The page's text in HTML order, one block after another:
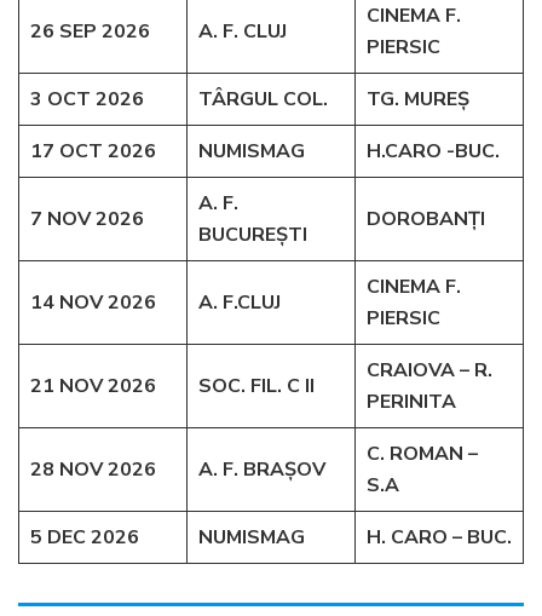
26 SEP 2026 A. F. CLUJ
CINEMA F.
PIERSIC
3 OCT 2026
TÂRGUL COL.
TG. MUREȘ
17 OCT 2026
NUMISMAG H.CARO -BUC.
7 NOV 2026
A. F.
BUCUREȘTI
DOROBANȚI
14 NOV 2026 A. F.CLUJ
CINEMA F.
PIERSIC
21 NOV 2026 SOC. FIL. C II
CRAIOVA – R.
PERINITA
28 NOV 2026 A. F. BRAȘOV
C. ROMAN –
S.A
5 DEC 2026
NUMISMAG H. CARO – BUC.